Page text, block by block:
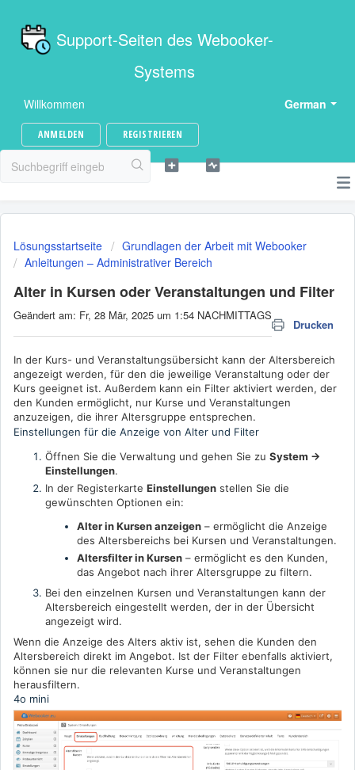
Support-Seiten des Webooker-
Systems
German
Willkommen
ANMELDEN REGISTRIEREN
Lösungsstartseite
Grundlagen der Arbeit mit Webooker
Anleitungen – Administrativer Bereich
Alter in Kursen oder Veranstaltungen und Filter
Drucken
Geändert am: Fr, 28 Mär, 2025 um 1:54 NACHMITTAGS
In der Kurs- und Veranstaltungsübersicht kann der Altersbereich
angezeigt werden, für den die jeweilige Veranstaltung oder der
Kurs geeignet ist. Außerdem kann ein Filter aktiviert werden, der
den Kunden ermöglicht, nur Kurse und Veranstaltungen
anzuzeigen, die ihrer Altersgruppe entsprechen.
Einstellungen für die Anzeige von Alter und Filter
Öffnen Sie die Verwaltung und gehen Sie zu System →
Einstellungen.
In der Registerkarte Einstellungen stellen Sie die
gewünschten Optionen ein:
Alter in Kursen anzeigen – ermöglicht die Anzeige
des Altersbereichs bei Kursen und Veranstaltungen.
Altersfilter in Kursen – ermöglicht es den Kunden,
das Angebot nach ihrer Altersgruppe zu filtern.
Bei den einzelnen Kursen und Veranstaltungen kann der
Altersbereich eingestellt werden, der in der Übersicht
angezeigt wird.
Wenn die Anzeige des Alters aktiv ist, sehen die Kunden den
Altersbereich direkt im Angebot. Ist der Filter ebenfalls aktiviert,
können sie nur die relevanten Kurse und Veranstaltungen
herausfiltern.
4o mini